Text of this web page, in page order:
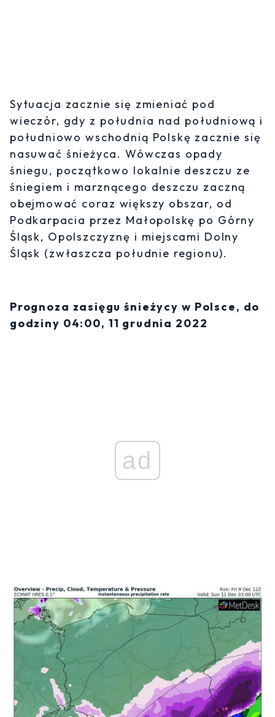
Sytuacja zacznie się zmieniać pod
wieczór, gdy z południa nad południową i
południowo wschodnią Polskę zacznie się
nasuwać śnieżyca. Wówczas opady
śniegu, początkowo lokalnie deszczu ze
śniegiem i marznącego deszczu zaczną
obejmować coraz większy obszar, od
Podkarpacia przez Małopolskę po Górny
Śląsk, Opolszczyznę i miejscami Dolny
Śląsk (zwłaszcza południe regionu).
Prognoza zasięgu śnieżycy w Polsce, do
godziny 04:00, 11 grudnia 2022
ad